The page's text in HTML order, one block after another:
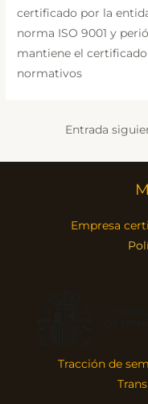
certificado por la
norma ISO 9001 y
mantiene el
normativos
Entrada
Empresa
Tracción de